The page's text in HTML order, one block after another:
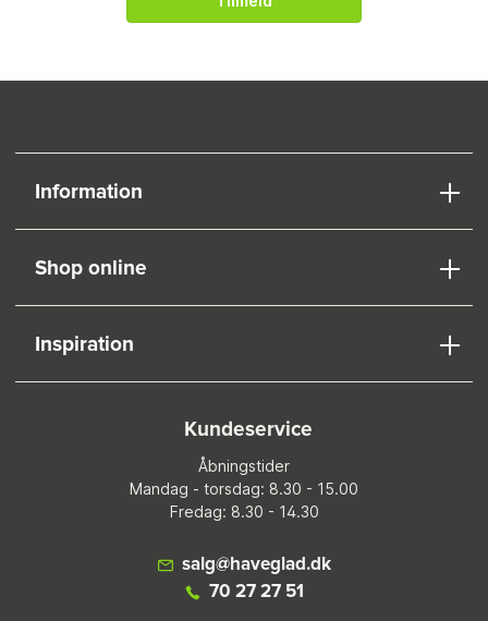
Information
Shop online
Inspiration
Kundeservice
Åbningstider
Mandag - torsdag: 8.30 - 15.00
Fredag: 8.30 - 14.30
salg@haveglad.dk
70 27 27 51